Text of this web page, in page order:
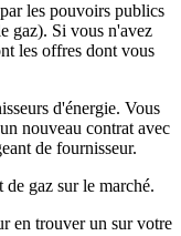
les pouvoirs publics
gaz). Si vous n'avez
les offres dont vous
d'énergie. Vous
nouveau contrat avec
de fournisseur.
gaz sur le marché.
en trouver un sur votre